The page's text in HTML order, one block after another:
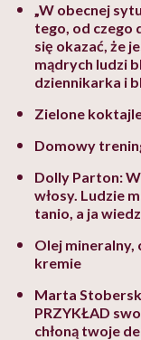
„W obecnej
tego, od czego
się okazać, że
mądrych ludzi
dziennikarka i
Zielone
Domowy
Dolly Parton:
włosy. Ludzie
tanio, a ja
Olej mineralny,
kremie
Marta
PRZYKŁAD
chłoną twoje